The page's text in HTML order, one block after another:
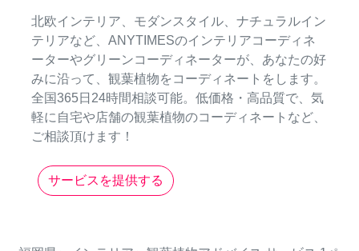
北欧インテリア、モダンスタイル、ナチュラルイン
テリアなど、ANYTIMESのインテリアコーディネ
ーターやグリーンコーディネーターが、あなたの好
みに沿って、観葉植物をコーディネートをします。
全国365日24時間相談可能。低価格・高品質で、気
軽に自宅や店舗の観葉植物のコーディネートなど、
ご相談頂けます！
サービスを提供する